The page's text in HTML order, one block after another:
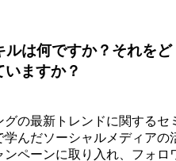
ルは何ですか？それをど
ますか？
の最新トレンドに関するセ
んだソーシャルメディアの
ペーンに取り入れ、フォロ